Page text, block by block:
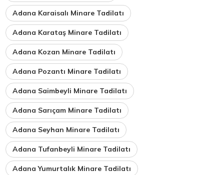
Adana Karaisalı Minare Tadilatı
Adana Karataş Minare Tadilatı
Adana Kozan Minare Tadilatı
Adana Pozantı Minare Tadilatı
Adana Saimbeyli Minare Tadilatı
Adana Sarıçam Minare Tadilatı
Adana Seyhan Minare Tadilatı
Adana Tufanbeyli Minare Tadilatı
Adana Yumurtalık Minare Tadilatı